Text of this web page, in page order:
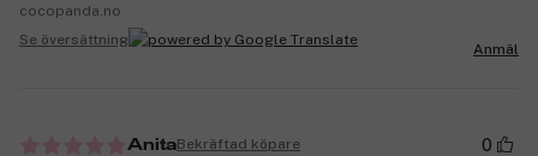
cocopanda.no
Se översättning
Anmäl
AnitaBekräftad köpare 0